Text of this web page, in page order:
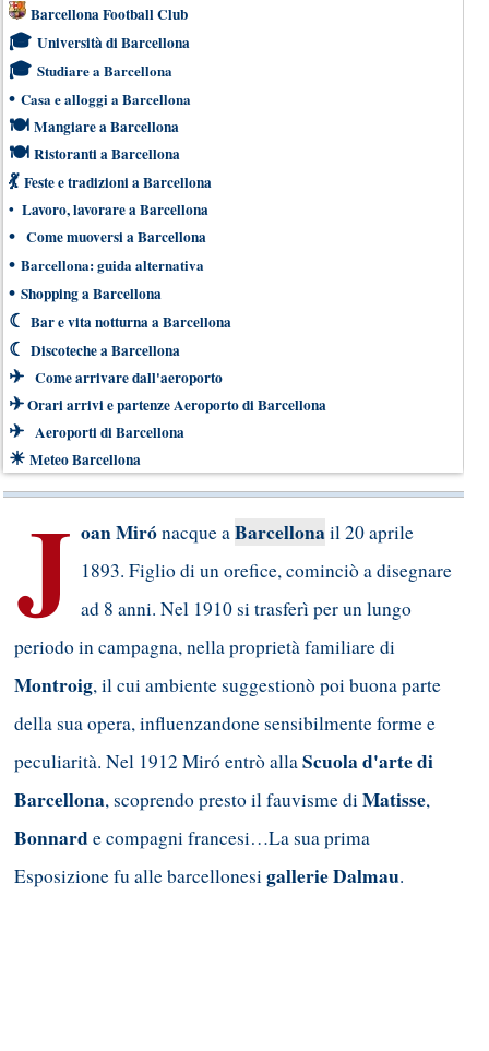
Barcellona Football Club
🎓 Università di Barcellona
🎓 Studiare a Barcellona
• Casa e alloggi a Barcellona
🍽 Mangiare a Barcellona
🍽 Ristoranti a Barcellona
💃 Feste e tradizioni a Barcellona
• Lavoro, lavorare a Barcellona
• Come muoversi a Barcellona
• Barcellona: guida alternativa
• Shopping a Barcellona
☾ Bar e vita notturna a Barcellona
☾ Discoteche a Barcellona
✈ Come arrivare dall'aeroporto
✈Orari arrivi e partenze Aeroporto di Barcellona
✈ Aeroporti di Barcellona
☀ Meteo Barcellona
J oan Mirónacque aBarcellonail 20 aprile
1893. Figlio di un orefice, cominciò a disegnare
ad 8 anni. Nel 1910 si trasferì per un lungo
periodo in campagna, nella proprietà familiare di
Montroig, il cui ambiente suggestionò poi buona parte
della sua opera, influenzandone sensibilmente forme e
peculiarità. Nel 1912 Miró entrò allaScuola d'arte di
Barcellona, scoprendo presto il fauvisme diMatisse,
Bonnarde compagni francesi…La sua prima
Esposizione fu alle barcellonesigallerie Dalmau.